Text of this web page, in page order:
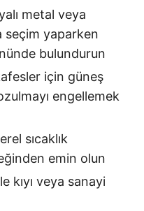
metal veya
seçim yaparken
bulundurun
için güneş
engellemek
sıcaklık
emin olun
kıyı veya sanayi